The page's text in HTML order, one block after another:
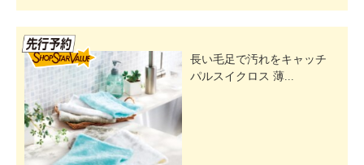
長い毛足で汚れをキャッチ
パルスイクロス 薄...